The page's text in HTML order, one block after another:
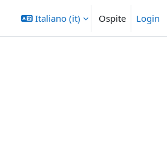
Italiano ‎(it)‎ Ospite Login